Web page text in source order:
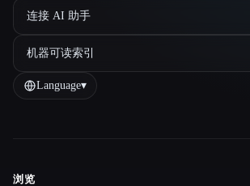
连接 AI 助手
机器可读索引
Language▾
浏览